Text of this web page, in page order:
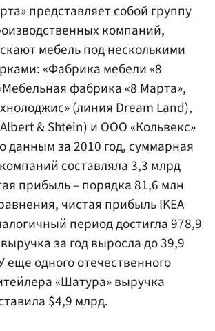
представляет собой группу
компаний,
мебель под несколькими
«Фабрика мебели «8
фабрика «8 Марта»,
(линия Dream Land),
& Shtein) и ООО «Кольвекс»
данным за 2010 год, суммарная
составляла 3,3 млрд
прибыль – порядка 81,6 млн
чистая прибыль IKEA
период достигла 978,9
за год выросла до 39,9
еще одного отечественного
«Шатура» выручка
$4,9 млрд.